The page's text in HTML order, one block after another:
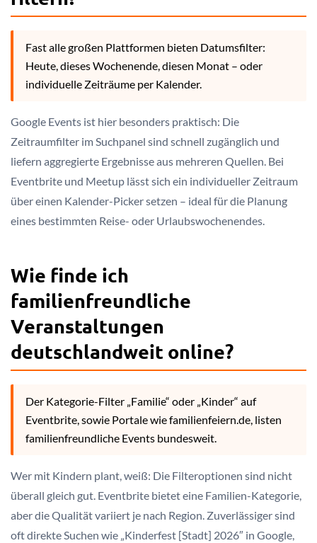
Fast alle großen Plattformen bieten Datumsfilter:
Heute, dieses Wochenende, diesen Monat – oder
individuelle Zeiträume per Kalender.
Google Events ist hier besonders praktisch: Die
Zeitraumfilter im Suchpanel sind schnell zugänglich und
liefern aggregierte Ergebnisse aus mehreren Quellen. Bei
Eventbrite und Meetup lässt sich ein individueller Zeitraum
über einen Kalender-Picker setzen – ideal für die Planung
eines bestimmten Reise- oder Urlaubswochenendes.
Wie finde ich
familienfreundliche
Veranstaltungen
deutschlandweit online?
Der Kategorie-Filter „Familie“ oder „Kinder“ auf
Eventbrite, sowie Portale wie familienfeiern.de, listen
familienfreundliche Events bundesweit.
Wer mit Kindern plant, weiß: Die Filteroptionen sind nicht
überall gleich gut. Eventbrite bietet eine Familien-Kategorie,
aber die Qualität variiert je nach Region. Zuverlässiger sind
oft direkte Suchen wie „Kinderfest [Stadt] 2026″ in Google,